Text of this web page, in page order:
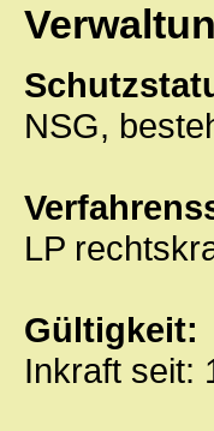
NSG,
LP
Gültigkeit:
Inkraft seit: